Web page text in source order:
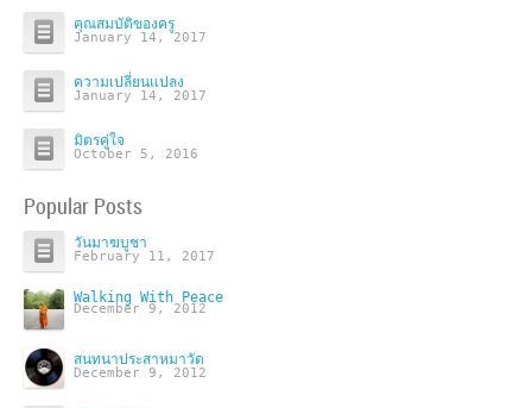
คุณสมบัติของครู
January 14, 2017
ความเปลี่ยนแปลง
January 14, 2017
มิตรคู่ใจ
October 5, 2016
Popular Posts
วันมาฆบูชา
February 11, 2017
Walking With Peace
December 9, 2012
สนทนาประสาหมาวัด
December 9, 2012